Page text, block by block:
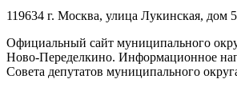
119634 г. Москва, улица Лукинская, дом 5
Официальный сайт муниципального
Ново-Переделкино. Информационное
Совета депутатов муниципального